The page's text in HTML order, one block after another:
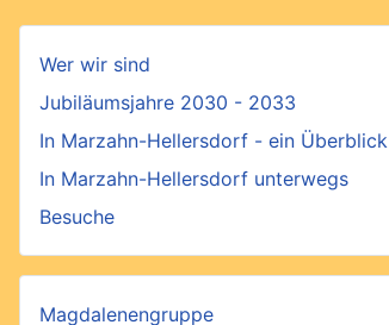
Wer wir sind
Jubiläumsjahre 2030 - 2033
In Marzahn-Hellersdorf - ein Überblick
In Marzahn-Hellersdorf unterwegs
Besuche
Magdalenengruppe